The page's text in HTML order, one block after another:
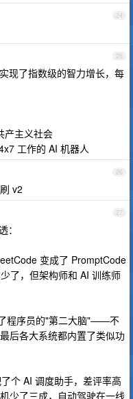
24
25
现了指数级的智力增长，每
产主义社会
工作的 AI 机器人
26
v2
27
：
变成了 PromptCode
了，但架构师和 AI 训练师
程序员的"第二大脑"——不
后各大系统都内置了类似功
个 AI 调度助手，差评率高
少了三成，自动驾驶在一线